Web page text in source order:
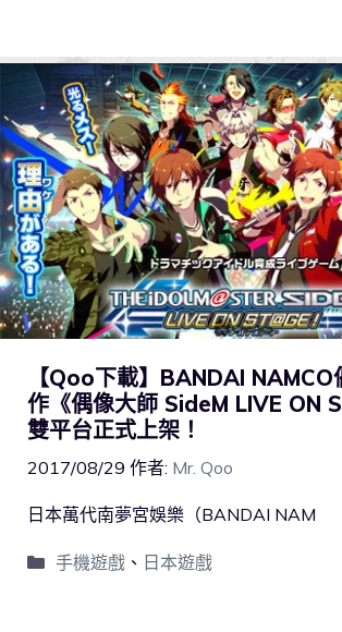
【Qoo下載】BANDAI NAMCO
作《偶像大師 SideM LIVE ON
雙平台正式上架！
2017/08/29 作者: Mr. Qoo
日本萬代南夢宮娛樂（BANDAI NAM
手機遊戲、 日本遊戲